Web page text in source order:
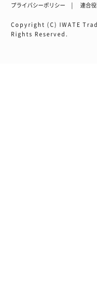
プライバシーポリシー 連合
Copyright (C) IWATE
Rights Reserved.